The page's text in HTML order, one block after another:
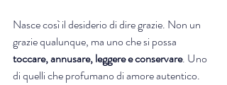
Nasce così il desiderio di dire grazie. Non un
grazie qualunque, ma uno che si possa
toccare, annusare, leggere e conservare. Uno
di quelli che profumano di amore autentico.